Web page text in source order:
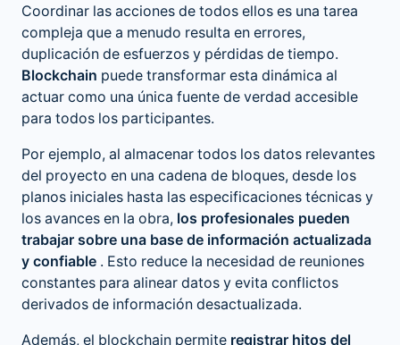
Coordinar las acciones de todos ellos es una tarea
compleja que a menudo resulta en errores,
duplicación de esfuerzos y pérdidas de tiempo.
Blockchain puede transformar esta dinámica al
actuar como una única fuente de verdad accesible
para todos los participantes.
Por ejemplo, al almacenar todos los datos relevantes
del proyecto en una cadena de bloques, desde los
planos iniciales hasta las especificaciones técnicas y
los avances en la obra, los profesionales pueden
trabajar sobre una base de información actualizada
y confiable . Esto reduce la necesidad de reuniones
constantes para alinear datos y evita conflictos
derivados de información desactualizada.
Además, el blockchain permite registrar hitos del